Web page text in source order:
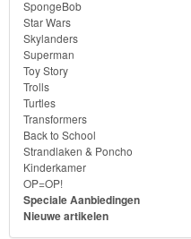
SpongeBob
Star Wars
Skylanders
Superman
Toy Story
Trolls
Turtles
Transformers
Back to School
Strandlaken & Poncho
Kinderkamer
OP=OP!
Speciale Aanbiedingen
Nieuwe artikelen